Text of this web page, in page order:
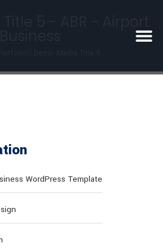
WordPress Template